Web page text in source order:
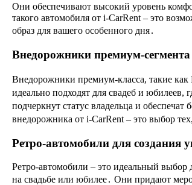
Они обеспечивают высокий уровень
такого автомобиля от i-CarRent – это
образ для вашего особенного дня․
Внедорожники премиум-сегмента
Внедорожники премиум-класса, такие как
идеально подходят для свадеб и юбилеев,
подчеркнут статус владельца и
внедорожника от i-CarRent – это выбор
Ретро-автомобили для создания
Ретро-автомобили – это идеальный
на свадьбе или юбилее․ Они придают